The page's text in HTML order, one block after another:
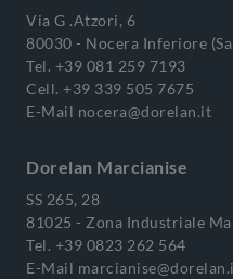
Via G .Atzori, 6
80030 - Nocera Inferiore
Tel. +39 081 259 7193
Cell. +39 339 505 7675
E-Mail nocera@dorelan.it
Dorelan Marcianise
SS 265, 28
81025 - Zona Industriale
Tel. +39 0823 262 564
E-Mail